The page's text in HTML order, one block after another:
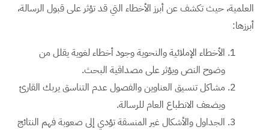
العلمية، حيث تكشف عن أبرز الأخطاء التي قد تؤثر على قبول الرسالة،
أبرزها:
الأخطاء الإملائية والنحوية وجود أخطاء لغوية يقلل من
وضوح النص ويؤثر على مصداقية البحث.
مشاكل تنسيق العناوين والفصول عدم التناسق يربك القارئ
ويضعف الانطباع العام للرسالة.
الجداول والأشكال غير المنسقة تؤدي إلى صعوبة فهم النتائج